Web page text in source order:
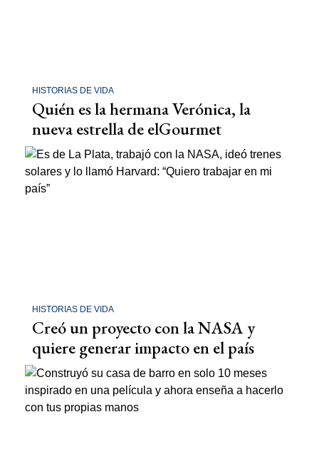
HISTORIAS DE VIDA
Quién es la hermana Verónica, la
nueva estrella de elGourmet
HISTORIAS DE VIDA
Creó un proyecto con la NASA y
quiere generar impacto en el país